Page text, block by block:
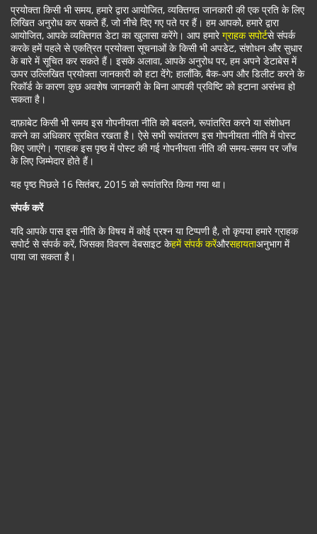
प्रयोक्ता किसी भी समय, हमारे द्वारा आयोजित, व्यक्तिगत जानकारी की एक प्रति के लिए
लिखित अनुरोध कर सकते हैं, जो नीचे दिए गए पते पर हैं। हम आपको, हमारे द्वारा
आयोजित, आपके व्यक्तिगत डेटा का खुलासा करेंगे। आप हमारेग्राहक सपोर्टसे संपर्क
करके हमें पहले से एकत्रित प्रयोक्ता सूचनाओं के किसी भी अपडेट, संशोधन और सुधार
के बारे में सूचित कर सकते हैं। इसके अलावा, आपके अनुरोध पर, हम अपने डेटाबेस में
ऊपर उल्लिखित प्रयोक्ता जानकारी को हटा देंगे; हालाँकि, बैक-अप और डिलीट करने के
रिकॉर्ड के कारण कुछ अवशेष जानकारी के बिना आपकी प्रविष्टि को हटाना असंभव हो
सकता है।
दाफ़ाबेट किसी भी समय इस गोपनीयता नीति को बदलने, रूपांतरित करने या संशोधन
करने का अधिकार सुरक्षित रखता है। ऐसे सभी रूपांतरण इस गोपनीयता नीति में पोस्ट
किए जाएंगे। ग्राहक इस पृष्ठ में पोस्ट की गई गोपनीयता नीति की समय-समय पर जाँच
के लिए जिम्मेदार होते हैं।
यह पृष्ठ पिछले 16 सितंबर, 2015 को रूपांतरित किया गया था।
संपर्क करें
यदि आपके पास इस नीति के विषय में कोई प्रश्न या टिप्पणी है, तो कृपया हमारे ग्राहक
सपोर्ट से संपर्क करें, जिसका विवरण वेबसाइट केहमें संपर्क करेंऔरसहायताअनुभाग में
पाया जा सकता है।